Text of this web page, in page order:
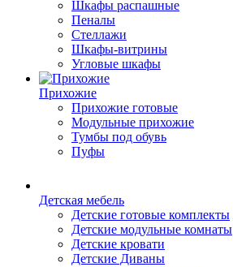
Шкафы распашные
Пеналы
Стеллажи
Шкафы-витрины
Угловые шкафы
Прихожие
Прихожие готовые
Модульные прихожие
Тумбы под обувь
Пуфы
Детская мебель
Детские готовые комплекты
Детские модульные комнаты
Детские кровати
Детские Диваны